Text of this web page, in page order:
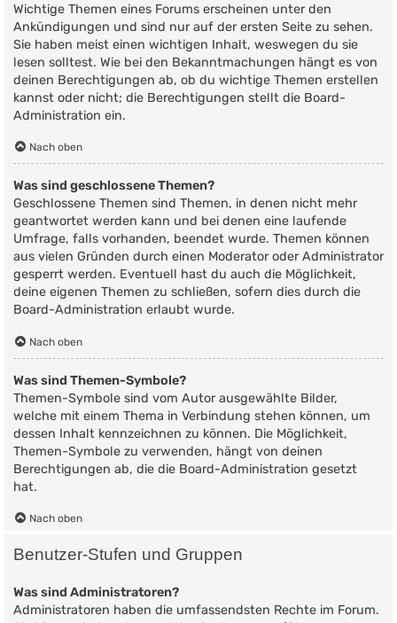
Wichtige Themen eines Forums erscheinen unter den
Ankündigungen und sind nur auf der ersten Seite zu sehen.
Sie haben meist einen wichtigen Inhalt, weswegen du sie
lesen solltest. Wie bei den Bekanntmachungen hängt es von
deinen Berechtigungen ab, ob du wichtige Themen erstellen
kannst oder nicht; die Berechtigungen stellt die Board-
Administration ein.
Nach oben
Was sind geschlossene Themen?
Geschlossene Themen sind Themen, in denen nicht mehr
geantwortet werden kann und bei denen eine laufende
Umfrage, falls vorhanden, beendet wurde. Themen können
aus vielen Gründen durch einen Moderator oder Administrator
gesperrt werden. Eventuell hast du auch die Möglichkeit,
deine eigenen Themen zu schließen, sofern dies durch die
Board-Administration erlaubt wurde.
Nach oben
Was sind Themen-Symbole?
Themen-Symbole sind vom Autor ausgewählte Bilder,
welche mit einem Thema in Verbindung stehen können, um
dessen Inhalt kennzeichnen zu können. Die Möglichkeit,
Themen-Symbole zu verwenden, hängt von deinen
Berechtigungen ab, die die Board-Administration gesetzt
hat.
Nach oben
Benutzer-Stufen und Gruppen
Was sind Administratoren?
Administratoren haben die umfassendsten Rechte im Forum.